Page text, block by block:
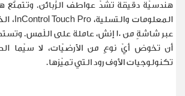
هندسيّة دقيقة تشدّ عواطف الزّبائن. وتتمتّع
المعلومات والتسلية، InControl Touch Pro ،
عبر شاشةٍ من 10 إنش، عاملة على اللّمس. وتستطيع ال
أن تخوض أيّ نوعٍ من الأرضيّات، لا سيّما
تكنولوجيات الأوف رود التي تميّزها.